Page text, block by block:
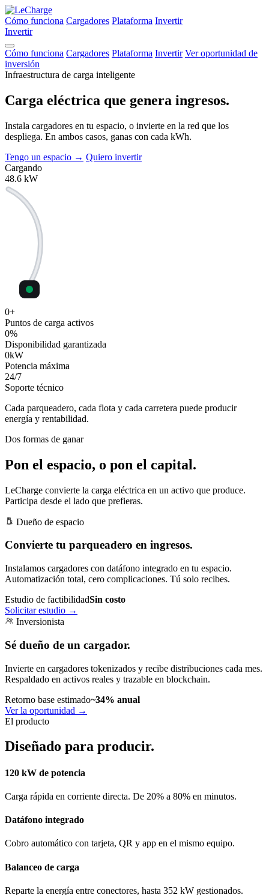
Cómo funciona Cargadores Plataforma Invertir
Invertir
Cómo funciona Cargadores Plataforma Invertir Ver oportunidad de
inversión
Infraestructura de carga inteligente
Carga eléctrica que genera ingresos.
Instala cargadores en tu espacio, o invierte en la red que los
despliega. En ambos casos, ganas con cada kWh.
Tengo un espacio → Quiero invertir
Cargando
48.6 kW
0+
Puntos de carga activos
0%
Disponibilidad garantizada
0kW
Potencia máxima
24/7
Soporte técnico
Cada parqueadero, cada flota y cada carretera puede producir
energía y rentabilidad.
Dos formas de ganar
Pon el espacio, o pon el capital.
LeCharge convierte la carga eléctrica en un activo que produce.
Participa desde el lado que prefieras.
Dueño de espacio
Convierte tu parqueadero en ingresos.
Instalamos cargadores con datáfono integrado en tu espacio.
Automatización total, cero complicaciones. Tú solo recibes.
Estudio de factibilidadSin costo
Solicitar estudio →
Inversionista
Sé dueño de un cargador.
Invierte en cargadores tokenizados y recibe distribuciones cada mes.
Respaldado en activos reales y trazable en blockchain.
Retorno base estimado~34% anual
Ver la oportunidad →
El producto
Diseñado para producir.
120 kW de potencia
Carga rápida en corriente directa. De 20% a 80% en minutos.
Datáfono integrado
Cobro automático con tarjeta, QR y app en el mismo equipo.
Balanceo de carga
Reparte la energía entre conectores, hasta 352 kW gestionados.